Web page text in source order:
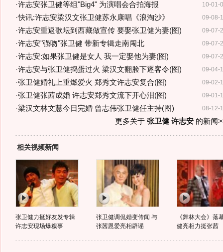
10-01-
·许志安张卫健等组"Big4" 为演唱会合拍海报
09-08-
·快讯:许志安梁汉文张卫健苏永康唱《浪淘沙》
09-07-
·许志安重返歌坛到西藏做宣传 要娶张卫健为妻(图)
09-07-
·许志安"强吻"张卫健 带新专辑走南闯北
09-07-
·许志安:如果张卫健是女人 我一定娶他为妻(图)
09-04-
·许志安与张卫健捣蛋过火 梁汉文翻脸下逐客令(图)
09-02-
·张卫健婚礼上重燃爱火 郑秀文许志安复合(图)
09-01-
·张卫健张茜成婚 许志安郑秀文流下开心泪(图)
08-12-
·梁汉文林文慧今日完婚 曾志伟张卫健任主持(图)
更多关于 张卫健 许志安的新闻
相关视频新闻
张卫健力挺好友发专辑
许志安现场爆糗事
张卫健调侃婚变传闻 与
张茜恩爱亮相辟谣
《舞林大会》落
健亮相力挺张茜